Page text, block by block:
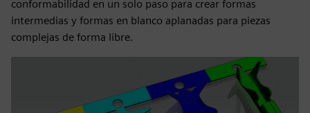
conformabilidad en un solo paso para crear formas
intermedias y formas en blanco aplanadas para piezas
complejas de forma libre.